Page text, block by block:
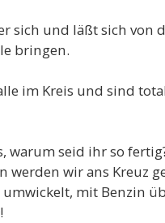
sich und läßt sich von
bringen.
im Kreis und sind
warum seid ihr so
werden wir ans Kreuz
mit Benzin